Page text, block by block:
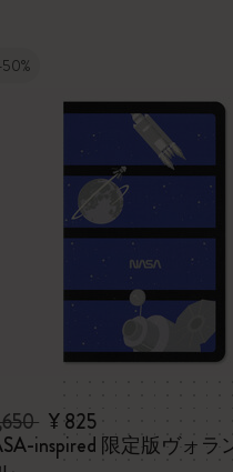
¥ 825
限定版ヴォランジャー